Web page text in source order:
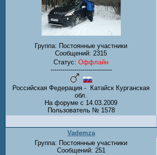
Группа: Постоянные участники
Сообщений: 2315
Статус: Оффлайн
-------------------------------
Российская Федерация - Катайск Курганская
обл.
На форуме с 14.03.2009
Пользователь № 1578
Vademza
Группа: Постоянные участники
Сообщений: 251